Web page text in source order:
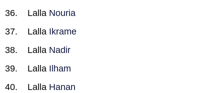
Lalla Nouria
Lalla Ikrame
Lalla Nadir
Lalla Ilham
Lalla Hanan